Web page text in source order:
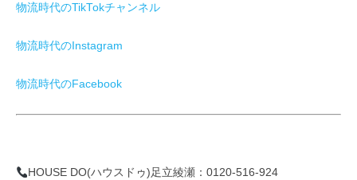
物流時代のTikTokチャンネル
物流時代のInstagram
物流時代のFacebook
HOUSE DO(ハウスドゥ)足立綾瀬：0120-516-924